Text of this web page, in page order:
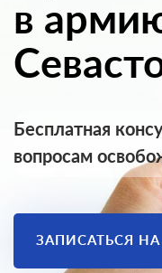
в
Бесплатная
вопросам
ЗАПИСАТЬСЯ